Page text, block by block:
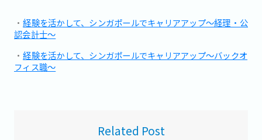
・経験を活かして、シンガポールでキャリアアップ～経理・公
認会計士～
・経験を活かして、シンガポールでキャリアアップ～バックオ
フィス職～
Related Post